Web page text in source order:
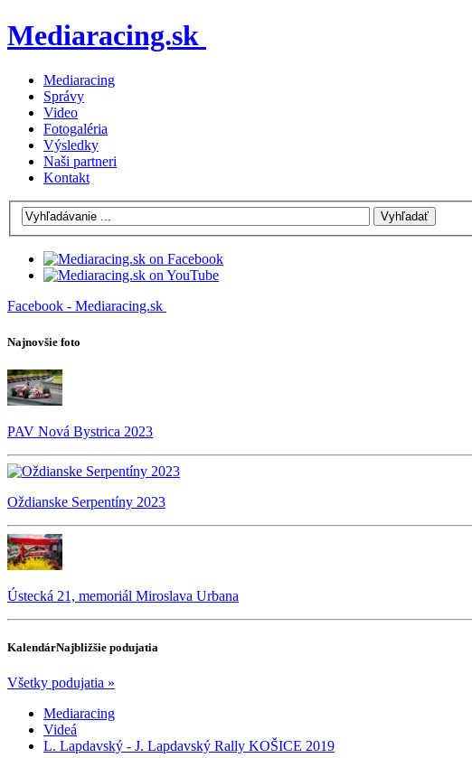
Mediaracing.sk
Mediaracing
Správy
Video
Fotogaléria
Výsledky
Naši partneri
Kontakt
Facebook - Mediaracing.sk
Najnovšie foto
PAV Nová Bystrica 2023
Oždianske Serpentíny 2023
Ústecká 21, memoriál Miroslava Urbana
KalendárNajbližšie podujatia
Všetky podujatia »
Mediaracing
Videá
L. Lapdavský - J. Lapdavský Rally KOŠICE 2019